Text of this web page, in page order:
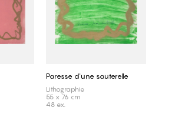
Paresse d'une sauterelle
Lithographie
55 x 76 cm
48 ex.